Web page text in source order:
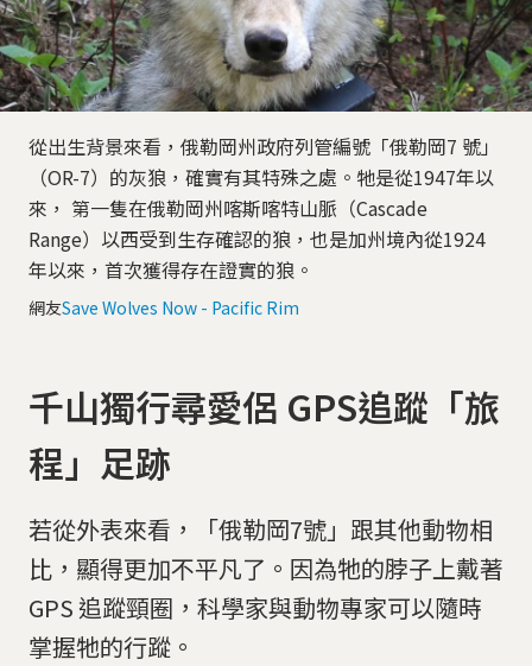
從出生背景來看，俄勒岡州政府列管編號「俄勒岡7 號」
（OR-7）的灰狼，確實有其特殊之處。牠是從1947年以
來， 第一隻在俄勒岡州喀斯喀特山脈（Cascade
Range）以西受到生存確認的狼，也是加州境內從1924
年以來，首次獲得存在證實的狼。
網友Save Wolves Now - Pacific Rim
千山獨行尋愛侶 GPS追蹤「旅
程」足跡
若從外表來看，「俄勒岡7號」跟其他動物相
比，顯得更加不平凡了。因為牠的脖子上戴著
GPS 追蹤頸圈，科學家與動物專家可以隨時
掌握牠的行蹤。